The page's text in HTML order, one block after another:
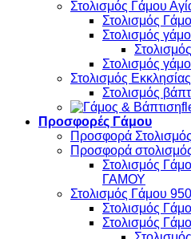
Στολισμός Γάμου
Στολισμός
Στολισμός
Στολισμός
Στολισμός Εκκλησίας
Στολισμός
Προσφορές Γάμου
Προσφορά
Προσφορά
Στολισμός
ΓΑΜΟΥ
Στολισμός Γάμου
Στολισμός
Στολισμός